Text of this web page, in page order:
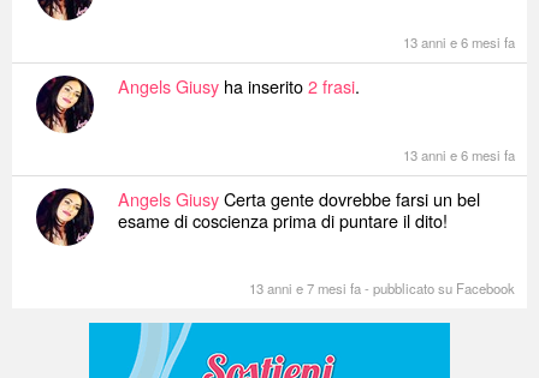
13 anni e 6 mesi fa
Angels Giusy ha inserito2 frasi.
13 anni e 6 mesi fa
Angels GiusyCerta gente dovrebbe farsi un bel
esame di coscienza prima di puntare il dito!
13 anni e 7 mesi fa- pubblicato su Facebook